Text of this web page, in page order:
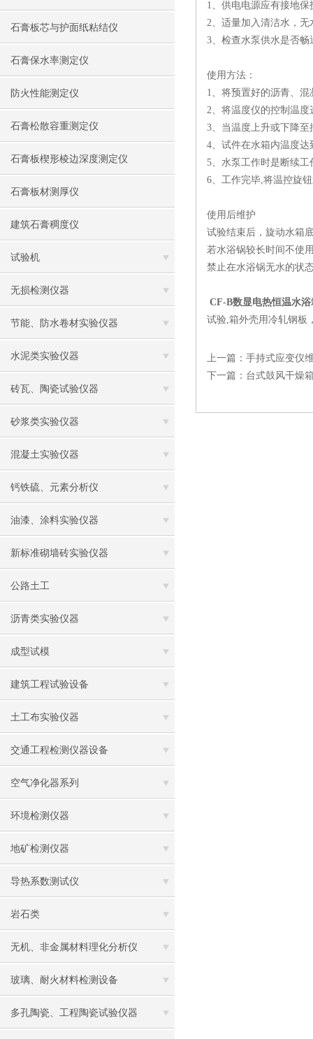
石膏板芯与护面纸粘结仪
石膏保水率测定仪
防火性能测定仪
石膏松散容重测定仪
石膏板楔形棱边深度测定仪
石膏板材测厚仪
建筑石膏稠度仪
试验机
无损检测仪器
节能、防水卷材实验仪器
水泥类实验仪器
砖瓦、陶瓷试验仪器
砂浆类实验仪器
混凝土实验仪器
钙铁硫、元素分析仪
油漆、涂料实验仪器
新标准砌墙砖实验仪器
公路土工
沥青类实验仪器
成型试模
建筑工程试验设备
土工布实验仪器
交通工程检测仪器设备
空气净化器系列
环境检测仪器
地矿检测仪器
导热系数测试仪
岩石类
无机、非金属材料理化分析仪
玻璃、耐火材料检测设备
多孔陶瓷、工程陶瓷试验仪器
1、供电电源应有接地
2、适量加入清洁水，
3、检查水泵供水是否
使用方法：
1、将预置好的沥青、
2、将温度仪的控制温
3、当温度上升或下降
4、试件在水箱内温度
5、水泵工作时是断续
6、工作完毕,将温控旋
使用后维护
试验结束后，旋动水箱
若水浴锅较长时间不使
禁止在水浴锅无水的状
CF-B数显电热恒温水
试验,箱外壳用冷轧钢板
上一篇： 手持式应变仪
下一篇： 台式鼓风干燥